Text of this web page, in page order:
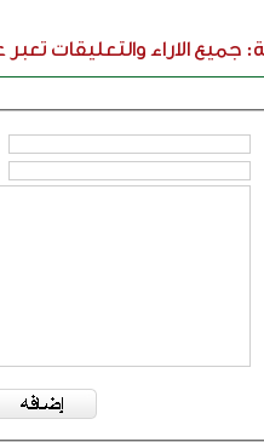
جميع الاراء والتعليقات